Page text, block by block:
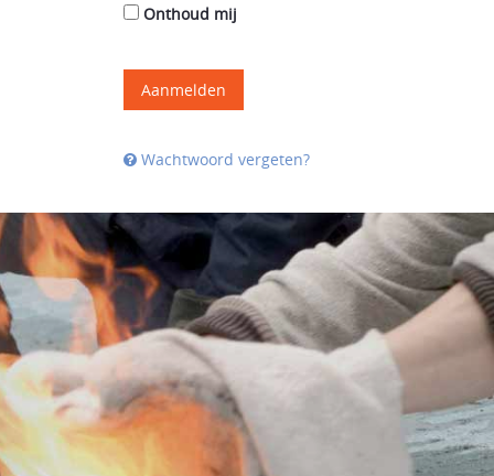
Onthoud mij
Aanmelden
Wachtwoord vergeten?